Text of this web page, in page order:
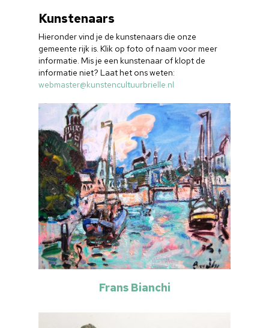
Kunstenaars
Hieronder vind je de kunstenaars die onze
gemeente rijk is. Klik op foto of naam voor meer
informatie. Mis je een kunstenaar of klopt de
informatie niet? Laat het ons weten:
webmaster@kunstencultuurbrielle.nl
Frans Bianchi